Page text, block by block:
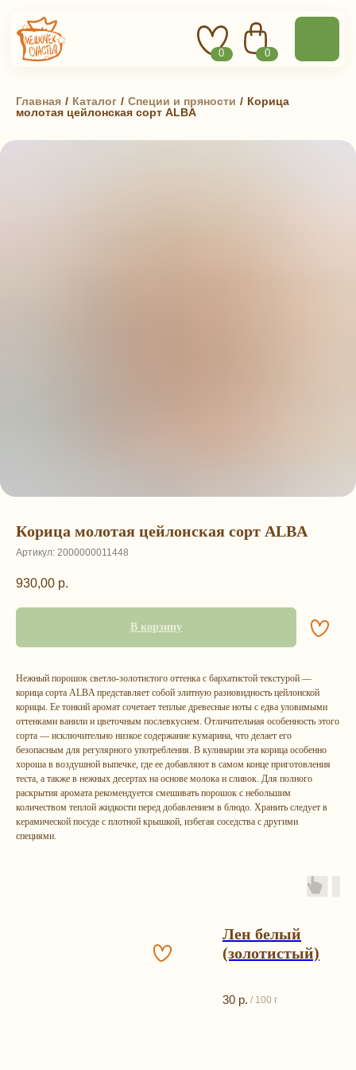
Главная / Каталог / Специи и пряности / Корица
молотая цейлонская сорт ALBA
Корица молотая цейлонская сорт ALBA
Артикул: 2000000011448
930,00 р.
В корзину
Нежный порошок светло-золотистого оттенка с бархатистой текстурой —
корица сорта ALBA представляет собой элитную разновидность цейлонской
корицы. Ее тонкий аромат сочетает теплые древесные ноты с едва уловимыми
оттенками ванили и цветочным послевкусием. Отличительная особенность этого
сорта — исключительно низкое содержание кумарина, что делает его
безопасным для регулярного употребления. В кулинарии эта корица особенно
хороша в воздушной выпечке, где ее добавляют в самом конце приготовления
теста, а также в нежных десертах на основе молока и сливок. Для полного
раскрытия аромата рекомендуется смешивать порошок с небольшим
количеством теплой жидкости перед добавлением в блюдо. Хранить следует в
керамической посуде с плотной крышкой, избегая соседства с другими
специями.
Лен белый
(золотистый)
30 р. / 100 г
Остались
вопрос
ы?